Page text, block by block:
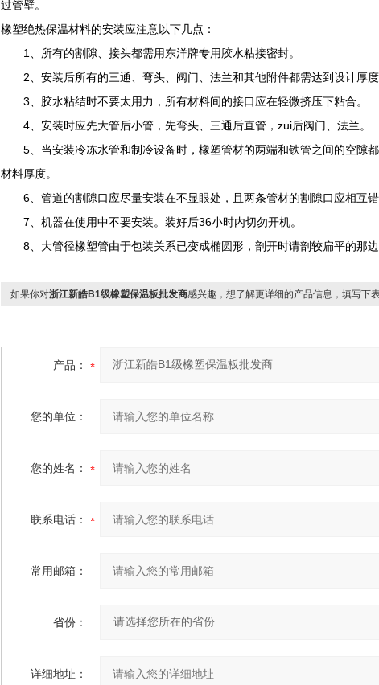
过管壁。
橡塑绝热保温材料的安装应注意以下几点：
1、所有的割隙、接头都需用东洋牌专用胶水粘接密封。
2、安装后所有的三通、弯头、阀门、法兰和其他附件都需达到设计厚度
3、胶水粘结时不要太用力，所有材料间的接口应在轻微挤压下粘合。
4、安装时应先大管后小管，先弯头、三通后直管，zui后阀门、法兰。
5、当安装冷冻水管和制冷设备时，橡塑管材的两端和铁管之间的空隙
材料厚度。
6、管道的割隙口应尽量安装在不显眼处，且两条管材的割隙口应相互错
7、机器在使用中不要安装。装好后36小时内切勿开机。
8、大管径橡塑管由于包装关系已变成椭圆形，剖开时请剖较扁平的那边
如果你对浙江新皓B1级橡塑保温板批发商感兴趣，想了解更详细的产品信息，填写下
产品：
您的单位：
您的姓名：
联系电话：
常用邮箱：
省份：
详细地址：